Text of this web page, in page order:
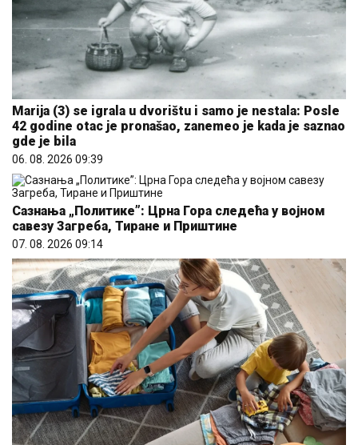
Marija (3) se igrala u dvorištu i samo je nestala: Posle
42 godine otac je pronašao, zanemeo je kada je saznao
gde je bila
06. 08. 2026 09:39
Сазнања „Политике”: Црна Гора следећа у војном
савезу Загреба, Тиране и Приштине
07. 08. 2026 09:14